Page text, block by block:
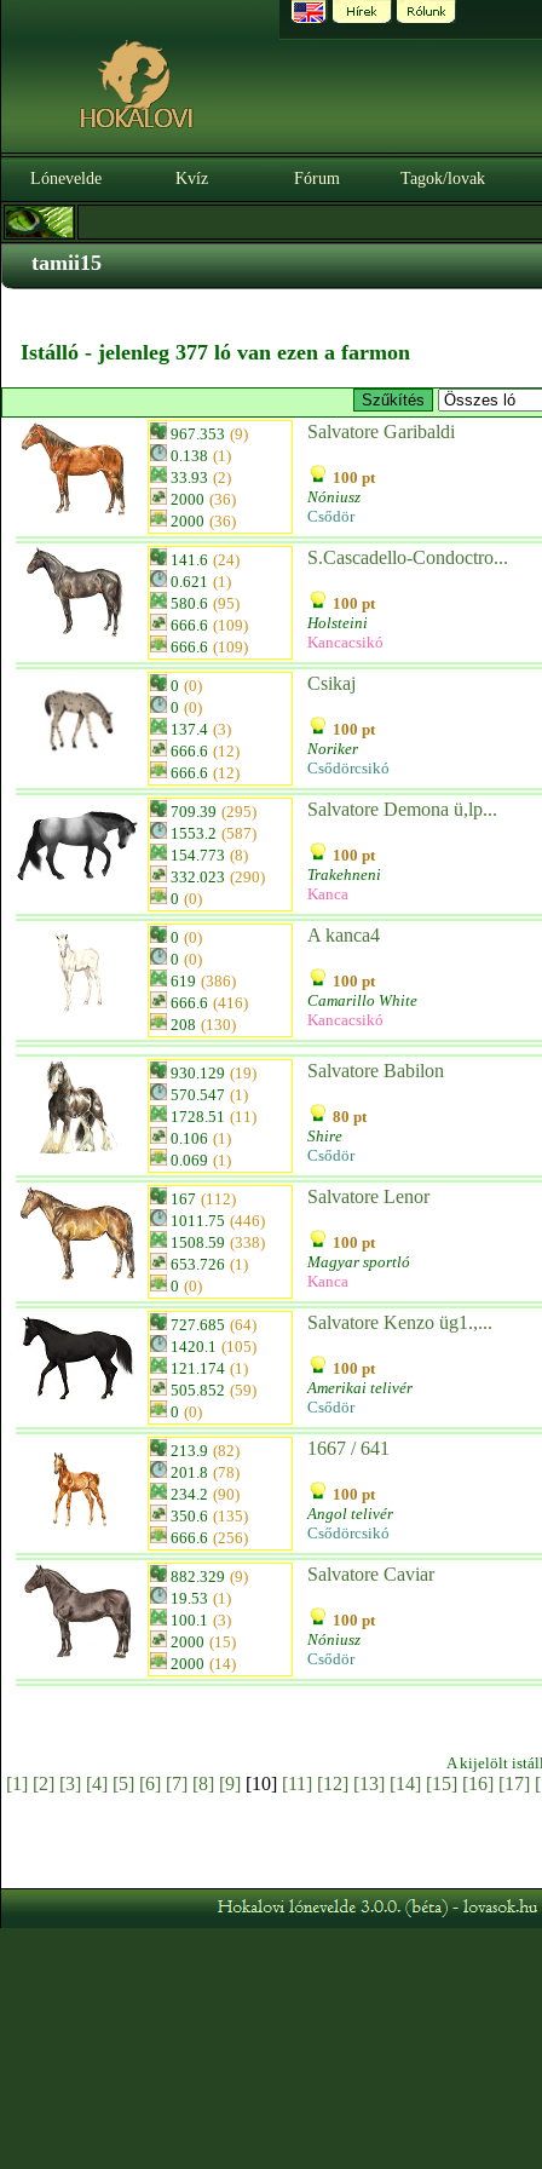
Lónevelde Kvíz Fórum Tagok/lovak
tamii15
Istálló - jelenleg 377 ló van ezen a farmon
967.353 (9)
0.138 (1)
33.93 (2)
2000 (36)
2000 (36)
Salvatore Garibaldi
100 pt
Nóniusz
Csődör
141.6 (24)
0.621 (1)
580.6 (95)
666.6 (109)
666.6 (109)
S.Cascadello-Condoctro...
100 pt
Holsteini
Kancacsikó
0 (0)
0 (0)
137.4 (3)
666.6 (12)
666.6 (12)
Csikaj
100 pt
Noriker
Csődörcsikó
709.39 (295)
1553.2 (587)
154.773 (8)
332.023 (290)
0 (0)
Salvatore Demona ü,lp...
100 pt
Trakehneni
Kanca
0 (0)
0 (0)
619 (386)
666.6 (416)
208 (130)
A kanca4
100 pt
Camarillo White
Kancacsikó
930.129 (19)
570.547 (1)
1728.51 (11)
0.106 (1)
0.069 (1)
Salvatore Babilon
80 pt
Shire
Csődör
167 (112)
1011.75 (446)
1508.59 (338)
653.726 (1)
0 (0)
Salvatore Lenor
100 pt
Magyar sportló
Kanca
727.685 (64)
1420.1 (105)
121.174 (1)
505.852 (59)
0 (0)
Salvatore Kenzo üg1.,...
100 pt
Amerikai telivér
Csődör
213.9 (82)
201.8 (78)
234.2 (90)
350.6 (135)
666.6 (256)
1667 / 641
100 pt
Angol telivér
Csődörcsikó
882.329 (9)
19.53 (1)
100.1 (3)
2000 (15)
2000 (14)
Salvatore Caviar
100 pt
Nóniusz
Csődör
A kijelölt
[1] [2] [3] [4] [5] [6] [7] [8] [9][10] [11] [12] [13] [14] [15] [16] [17]